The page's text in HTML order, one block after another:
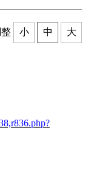
小 中 大